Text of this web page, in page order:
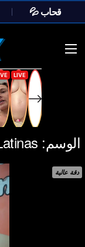
💦 قحاب
content
الوسم:
دقة عالية